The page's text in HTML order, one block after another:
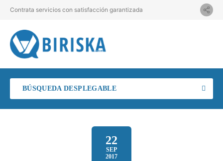
Contrata servicios con satisfacción garantizada
BÚSQUEDA DESPLEGABLE
22
SEP
2017